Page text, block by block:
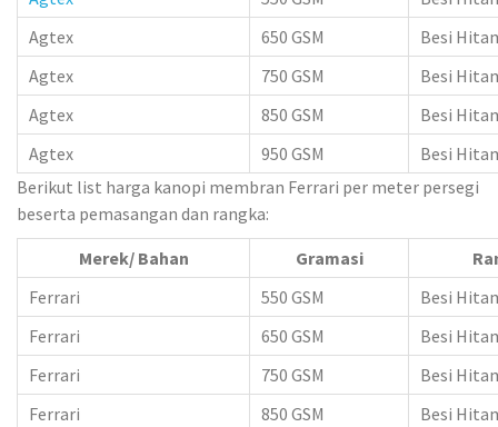
Agtex
650 GSM
Besi
Agtex
750 GSM
Besi
Agtex
850 GSM
Besi
Agtex
950 GSM
Besi
Berikut list harga kanopi membran Ferrari per meter persegi
beserta pemasangan dan rangka:
Merek/ Bahan Gramasi
Ferrari
550 GSM
Besi
Ferrari
650 GSM
Besi
Ferrari
750 GSM
Besi
Ferrari
850 GSM
Besi